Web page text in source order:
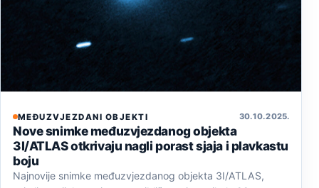
MEĐUZVJEZDANI OBJEKTI 30. 10. 2025.
Nove snimke međuzvjezdanog objekta
3I/ATLAS otkrivaju nagli porast sjaja i plavkastu
boju
Najnovije snimke međuzvjezdanog objekta 3I/ATLAS,